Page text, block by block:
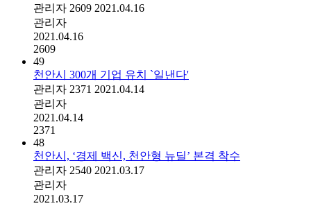
관리자 2609 2021.04.16
관리자
2021.04.16
2609
49
천안시 300개 기업 유치 `일낸다'
관리자 2371 2021.04.14
관리자
2021.04.14
2371
48
천안시, ‘경제 백신, 천안형 뉴딜’ 본격 착수
관리자 2540 2021.03.17
관리자
2021.03.17